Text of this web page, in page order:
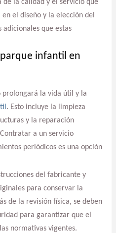
la calidad y el servicio que
el diseño y la elección del
adicionales que estas
infantil en
prolongará la vida útil y la
. Esto incluye la limpieza
y la reparación
a un servicio
periódicos es una opción
del fabricante y
para conservar la
de la revisión física, se deben
para garantizar que el
normativas vigentes.